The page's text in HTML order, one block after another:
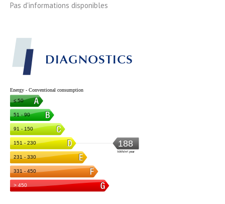
Pas d'informations disponibles
DIAGNOSTICS